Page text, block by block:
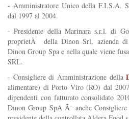
- Amministratore Unico della F.I.S.A.
dal 1997 al 2004.
- Presidente della Marinara s.r.l. di
proprietÃ della Dinon Srl, azienda
Dinon Group Spa e nella quale viene
SRL.
- Consigliere di Amministrazione della
alimentare) di Porto Viro (RO) dal
dipendenti con fatturato consolidato
Dinon Group SpA Ã¨ anche